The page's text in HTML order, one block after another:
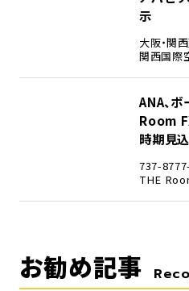
示
大阪・関
関西国際
ANA、
Room
時期見
737-8
THE
お勧め記事